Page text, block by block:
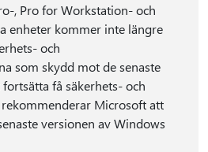
, Pro for Workstation- och
enheter kommer inte längre
och
som skydd mot de senaste
få säkerhets- och
Microsoft att
versionen av Windows